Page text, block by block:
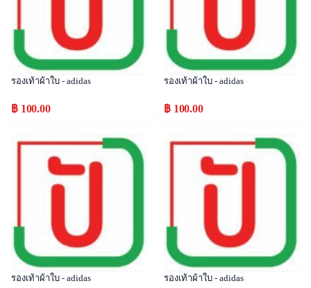
รองเท้าผ้าใบ - adidas
฿ 100.00
รองเท้าผ้าใบ - adidas
฿ 100.00
Popular
รองเท้าผ้าใบ - adidas
Popular
รองเท้าผ้าใบ - adidas